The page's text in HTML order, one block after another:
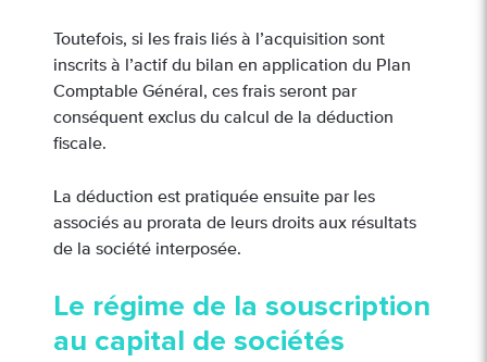
Toutefois, si les frais liés à l’acquisition sont
inscrits à l’actif du bilan en application du Plan
Comptable Général, ces frais seront par
conséquent exclus du calcul de la déduction
fiscale.
La déduction est pratiquée ensuite par les
associés au prorata de leurs droits aux résultats
de la société interposée.
Le régime de la souscription
au capital de sociétés